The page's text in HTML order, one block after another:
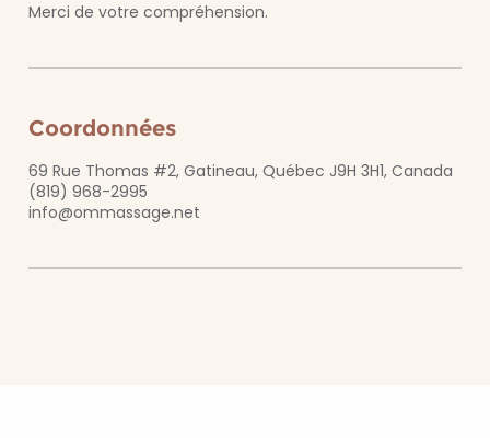
Merci de votre compréhension.
Coordonnées
69 Rue Thomas #2, Gatineau, Québec J9H 3H1, Canada
(819) 968-2995
info@ommassage.net